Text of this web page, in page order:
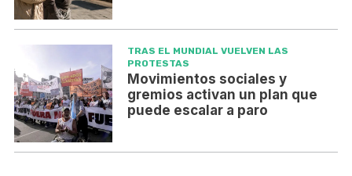
TRAS EL MUNDIAL VUELVEN LAS
PROTESTAS
Movimientos sociales y
gremios activan un plan que
puede escalar a paro